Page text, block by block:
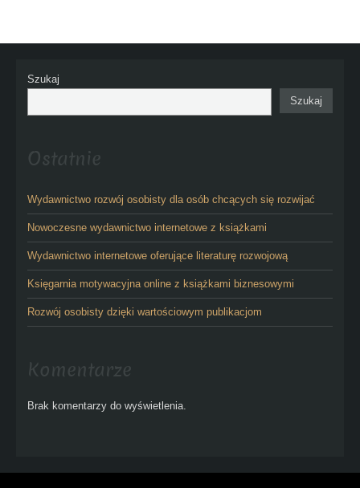
Szukaj
Szukaj
Ostatnie
Wydawnictwo rozwój osobisty dla osób chcących się rozwijać
Nowoczesne wydawnictwo internetowe z książkami
Wydawnictwo internetowe oferujące literaturę rozwojową
Księgarnia motywacyjna online z książkami biznesowymi
Rozwój osobisty dzięki wartościowym publikacjom
Komentarze
Brak komentarzy do wyświetlenia.